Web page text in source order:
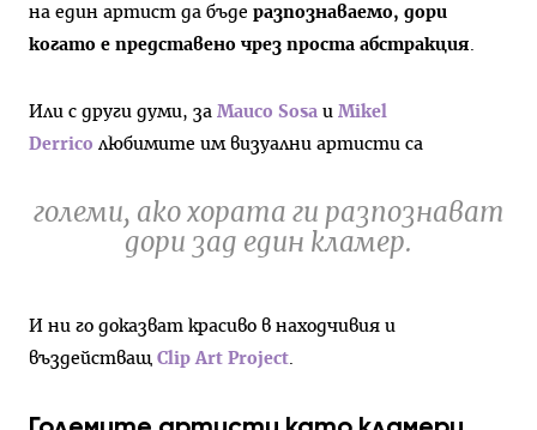
на един артист да бъде разпознаваемо, дори
когато е представено чрез проста абстракция.
Или с други думи, за Mauco Sosa и Mikel
Derrico любимите им визуални артисти са
големи, ако хората ги разпознават
дори зад един кламер.
И ни го доказват красиво в находчивия и
въздействащ Clip Art Project.